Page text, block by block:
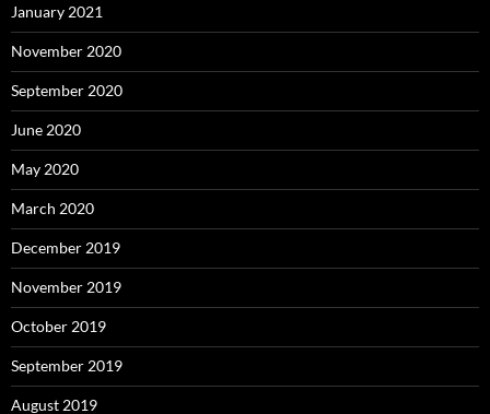
January 2021
November 2020
September 2020
June 2020
May 2020
March 2020
December 2019
November 2019
October 2019
September 2019
August 2019